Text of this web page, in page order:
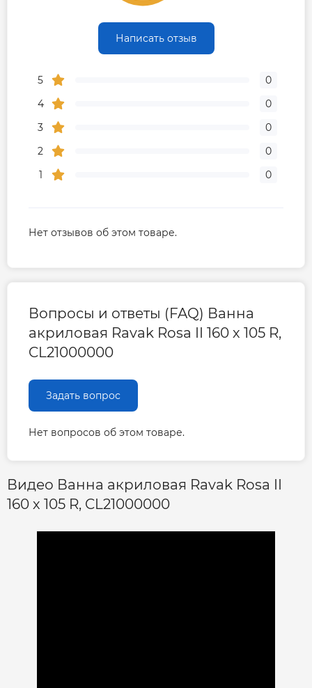
Написать отзыв
5
0
4
0
3
0
2
0
1
0
Нет отзывов об этом товаре.
Вопросы и ответы (FAQ) Ванна
акриловая Ravak Rosa II 160 х 105 R,
CL21000000
Задать вопрос
Нет вопросов об этом товаре.
Видео Ванна акриловая Ravak Rosa II
160 х 105 R, CL21000000